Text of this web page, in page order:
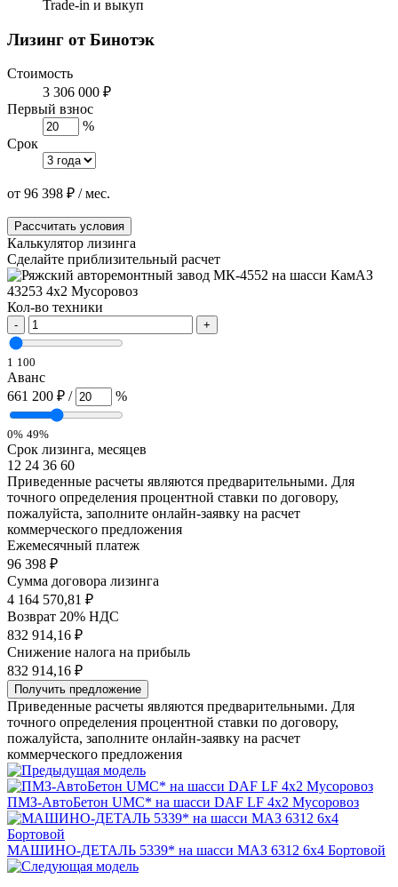
Trade-in и выкуп
Лизинг от Бинотэк
Стоимость
3 306 000 ₽
Первый взнос
%
Срок
от 96 398 ₽ / мес.
Рассчитать условия
Калькулятор лизинга
Сделайте приблизительный расчет
Кол-во техники
- +
1 100
Аванс
661 200 ₽ / %
0% 49%
Срок лизинга, месяцев
12 24 36 60
Приведенные расчеты являются предварительными. Для
точного определения процентной ставки по договору,
пожалуйста, заполните онлайн-заявку на расчет
коммерческого предложения
Ежемесячный платеж
96 398 ₽
Сумма договора лизинга
4 164 570,81 ₽
Возврат 20% НДС
832 914,16 ₽
Снижение налога на прибыль
832 914,16 ₽
Получить предложение
Приведенные расчеты являются предварительными. Для
точного определения процентной ставки по договору,
пожалуйста, заполните онлайн-заявку на расчет
коммерческого предложения
ПМЗ-АвтоБетон UMC* на шасси DAF LF 4x2 Мусоровоз
МАШИНО-ДЕТАЛЬ 5339* на шасси МАЗ 6312 6x4 Бортовой